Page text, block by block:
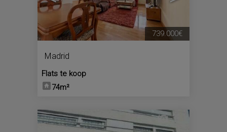
Madrid
Flats te koop
74m²
739.000€
1